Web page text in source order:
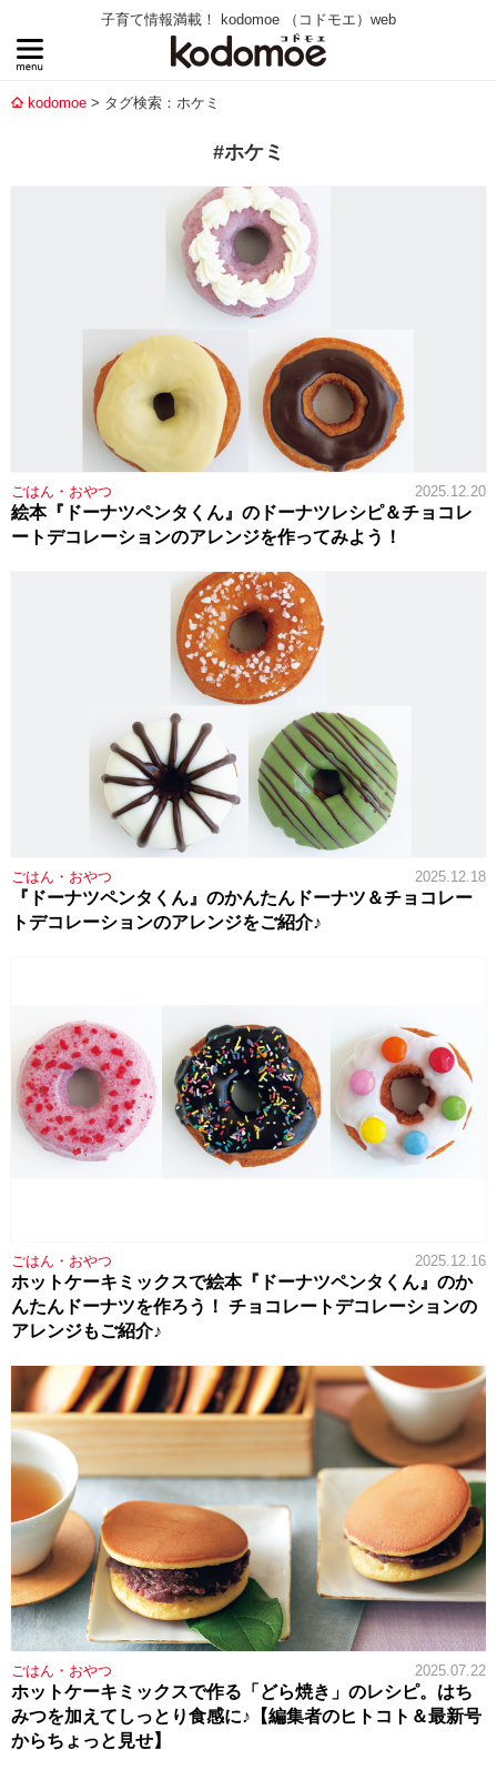
子育て情報満載！ kodomoe （コドモエ）web
kodomoe タグ検索：ホケミ
#ホケミ
ごはん・おやつ 2025.12.20
絵本『ドーナツペンタくん』のドーナツレシピ＆チョコレ
ートデコレーションのアレンジを作ってみよう！
ごはん・おやつ 2025.12.18
『ドーナツペンタくん』のかんたんドーナツ＆チョコレー
トデコレーションのアレンジをご紹介♪
ごはん・おやつ 2025.12.16
ホットケーキミックスで絵本『ドーナツペンタくん』のか
んたんドーナツを作ろう！ チョコレートデコレーションの
アレンジもご紹介♪
ごはん・おやつ 2025.07.22
ホットケーキミックスで作る「どら焼き」のレシピ。はち
みつを加えてしっとり食感に♪【編集者のヒトコト＆最新号
からちょっと見せ】